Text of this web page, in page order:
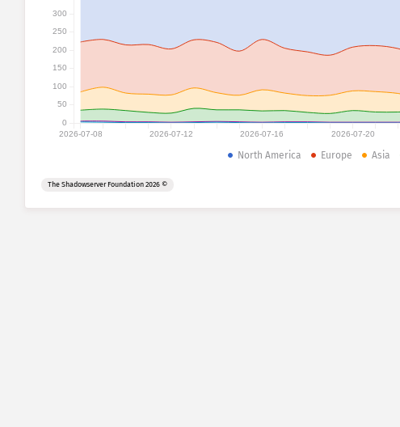
2026-07-08 2026-07-12 2026-07-16 2026-07-20
0
50
100
150
200
250
300
North America Europe Asia
© 2026 The Shadowserver Foundation